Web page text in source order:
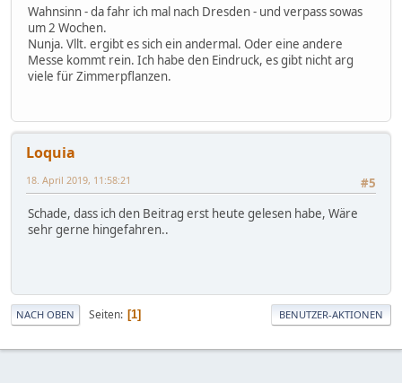
Wahnsinn - da fahr ich mal nach Dresden - und verpass sowas
um 2 Wochen.
Nunja. Vllt. ergibt es sich ein andermal. Oder eine andere
Messe kommt rein. Ich habe den Eindruck, es gibt nicht arg
viele für Zimmerpflanzen.
Loquia
#5
18. April 2019, 11:58:21
Schade, dass ich den Beitrag erst heute gelesen habe, Wäre
sehr gerne hingefahren..
NACH OBEN Seiten 1 BENUTZER-AKTIONEN